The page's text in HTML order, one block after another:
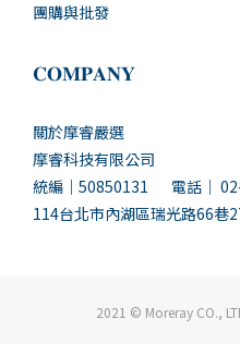
團購與批發
𝐂𝐎𝐌𝐏𝐀𝐍𝐘
關於摩睿嚴選
摩睿科技有限公司
統編｜50850131 電話｜
114台北市內湖區瑞光路66巷
2021 © Moreray CO.,